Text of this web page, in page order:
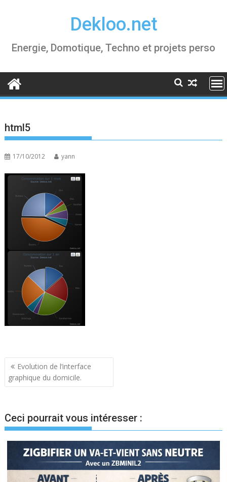
Dekloo.net
Energie, Domotique, Techno et projets perso
html5
17/10/2012 yann
Navigation
de
Evolution de l’interface
graphique du domicile.
Ceci pourrait vous intéresser :